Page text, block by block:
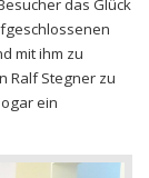
das Glück
mit ihm zu
Ralf Stegner zu
ein